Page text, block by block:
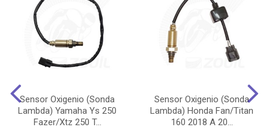
Sensor Oxigenio (Sonda
Lambda) Yamaha Ys 250
Fazer/Xtz 250 T...
Sensor Oxigenio (Sonda
Lambda) Honda Fan/Titan
160 2018 A 20...